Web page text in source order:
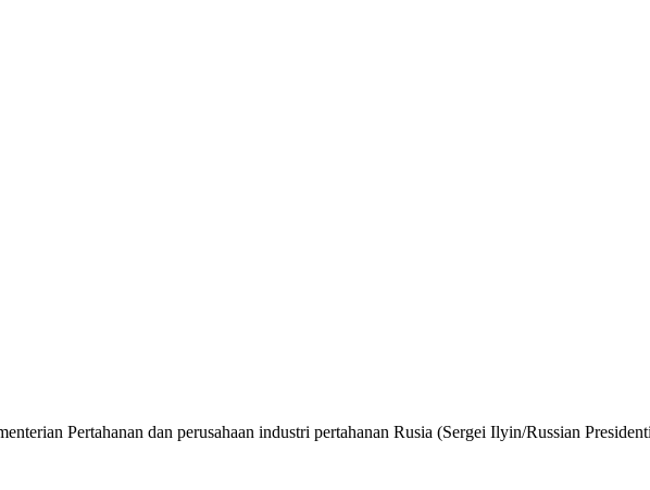
Pertahanan dan perusahaan industri pertahanan Rusia (Sergei Ilyin/Russian